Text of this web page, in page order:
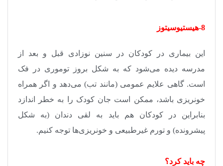
8-هیستیوسیتوز
این بیماری در کودکان در سنین نوزادی قبل و بعد از
مدرسه دیده می‌شود که به شکل بروز توموری در فک
است. گاهی علایم عمومی (مانند تب) می‌دهد و اگر همراه
خونریزی باشد، ممکن است جان کودک را به خطر اندازد
بنابراین در کودکان هم باید به لقی دندان (به شکل
پیشرونده) و تورم غیرطبیعی و خونریزی‌ها توجه کنیم.
چه باید کرد؟